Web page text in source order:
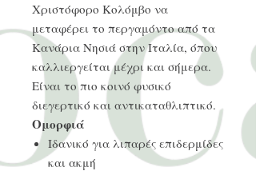
Χριστόφορο Κολόμβο να
μεταφέρει το περγαμόντο από τα
Κανάρια Νησιά στην Ιταλία, όπου
καλλιεργείται μέχρι και σήμερα.
Είναι το πιο κοινό φυσικό
διεγερτικό και αντικαταθλιπτικό.
Ομορφιά
Ιδανικό για λιπαρές επιδερμίδες
και ακμή